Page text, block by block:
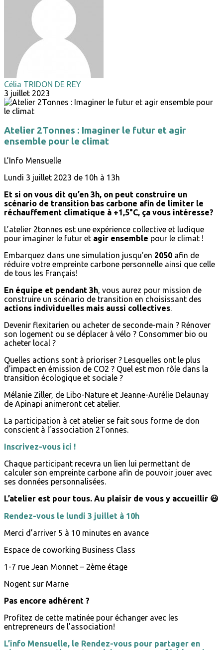
Célia TRIDON DE REY
3 juillet 2023
Atelier 2Tonnes : Imaginer le futur et agir
ensemble pour le climat
L’Info Mensuelle
Lundi 3 juillet 2023 de 10h à 13h
Et si on vous dit qu’en 3h, on peut construire un
scénario de transition bas carbone afin de limiter le
réchauffement climatique à +1,5°C, ça vous intéresse?
L’atelier 2tonnes est une expérience collective et ludique
pour imaginer le futur et agir ensemble pour le climat !
Embarquez dans une simulation jusqu’en 2050 afin de
réduire votre empreinte carbone personnelle ainsi que celle
de tous les Français!
En équipe et pendant 3h, vous aurez pour mission de
construire un scénario de transition en choisissant des
actions individuelles mais aussi collectives.
Devenir flexitarien ou acheter de seconde-main ? Rénover
son logement ou se déplacer à vélo ? Consommer bio ou
acheter local ?
Quelles actions sont à prioriser ? Lesquelles ont le plus
d’impact en émission de CO2 ? Quel est mon rôle dans la
transition écologique et sociale ?
Mélanie Ziller, de Libo-Nature et Jeanne-Aurélie Delaunay
de Apinapi animeront cet atelier.
La participation à cet atelier se fait sous forme de don
conscient à l’association 2Tonnes.
Inscrivez-vous ici !
Chaque participant recevra un lien lui permettant de
calculer son empreinte carbone afin de pouvoir jouer avec
ses données personnalisées.
L’atelier est pour tous. Au plaisir de vous y accueillir 😃
Rendez-vous le lundi 3 juillet à 10h
Merci d’arriver 5 à 10 minutes en avance
Espace de coworking Business Class
1-7 rue Jean Monnet – 2ème étage
Nogent sur Marne
Pas encore adhérent ?
Profitez de cette matinée pour échanger avec les
entrepreneurs de l’association!
L’info Mensuelle, le Rendez-vous pour partager en